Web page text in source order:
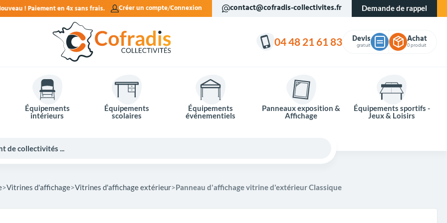
Créer un compte Connexion contact@cofradis-collectivites.fr Demande de rappel
04 48 21 61 83 Devis
gratuit
Achat
0 produit
Équipements
intérieurs
Équipements
scolaires
Équipements
événementiels
Panneaux exposition &
Affichage
Équipements sportifs -
Jeux & Loisirs
Vitrines d'affichage Vitrines d'affichage extérieur Panneau d'affichage vitrine d'extérieur Classique